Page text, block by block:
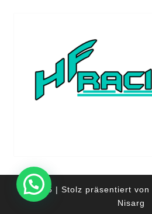
© 2026 | Stolz präsentiert von
Nisarg
Direkter Kontakt